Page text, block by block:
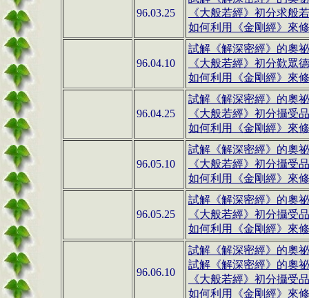
96.03.25
《大般若經》初分求般
如何利用《金剛經》來
96.04.10
試解《解深密經》的奧
《大般若經》初分歎眾
如何利用《金剛經》來
96.04.25
試解《解深密經》的奧
《大般若經》初分攝受
如何利用《金剛經》來
96.05.10
試解《解深密經》的奧
《大般若經》初分攝受
如何利用《金剛經》來
96.05.25
試解《解深密經》的奧
《大般若經》初分攝受
如何利用《金剛經》來
96.06.10
試解《解深密經》的奧
試解《解深密經》的奧
《大般若經》初分攝受
如何利用《金剛經》來